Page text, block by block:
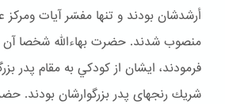
أرشدشان بودند و تنها مفسّر آيات ومركز
منصوب شدند. حضرت بهاءالله شخصا
فرمودند، ايشان از كودكي به مقام پدر
شريك رنجهاى پدر بزرگوارشان بودند.